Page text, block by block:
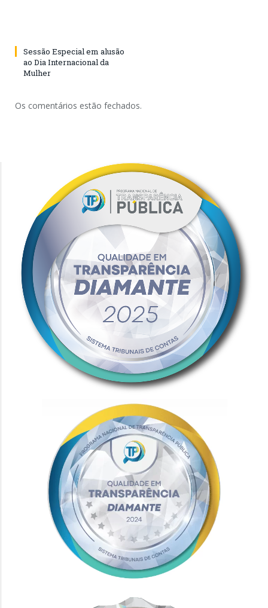
Sessão Especial em alusão
ao Dia Internacional da
Mulher
Os comentários estão fechados.